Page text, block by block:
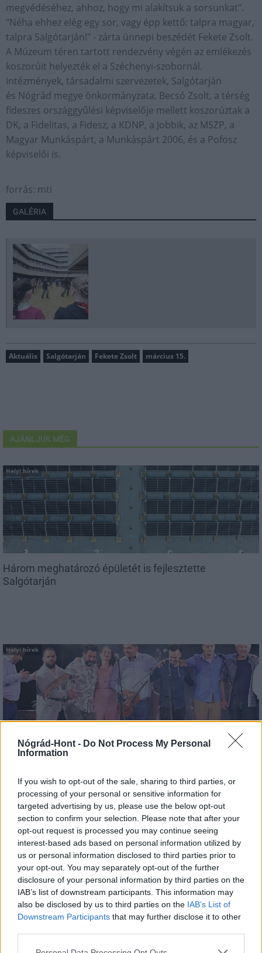
Nógrád-Hont - Do Not Process My Personal
Information
If you wish to opt-out of the sale, sharing to third parties, or
processing of your personal or sensitive information for
targeted advertising by us, please use the below opt-out
section to confirm your selection. Please note that after your
opt-out request is processed you may continue seeing
interest-based ads based on personal information utilized by
us or personal information disclosed to third parties prior to
your opt-out. You may separately opt-out of the further
disclosure of your personal information by third parties on the
IAB’s list of downstream participants. This information may
also be disclosed by us to third parties on the IAB’s List of
Downstream Participants that may further disclose it to other
Please note that this website/app uses one or more Google
megvédéséhez, ahhoz, hogy mi alakítsuk a sorsunkat".
"Néha ehhez elég egy sor, vagy épp kettő: talpra magyar,
talpra Salgótarján!" - zárta ünnepi beszédét Fekete Zsolt.
A Múzeum téren tartott rendezvény végén az emlékezés
koszorúit helyezték el a Széchenyi-szobornál.
Intézmények, társadalmi szervezetek, Salgótarján
és Nógrád megye önkormányzata, Becsó Zsolt, a térség
fideszes országgyűlési képviselője mellett koszorúztak a
DK, a Fidelitas, a Fidesz, a KDNP, a Jobbik, az MSZP, a
Magyar Munkáspárt, a Munkáspárt 2006, és a Pofosz
képviselői is.
forrás: mti
GALÉRIA
Aktuális Salgótarján Fekete Zsolt március 15.
AJÁNLJUK MÉG
Helyi hírek
Három meghatározó épületét is fejlesztette
Salgótarján
Helyi hírek
Salgótarjánban lép fel a Budapest Bár
Helyi hírek
Nagyot lép előre Nógrád buszos elérhetősége